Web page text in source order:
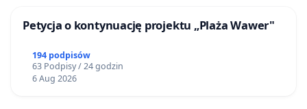
Petycja o kontynuację projektu „Plaża Wawer"
194 podpisów
63 Podpisy / 24 godzin
6 Aug 2026